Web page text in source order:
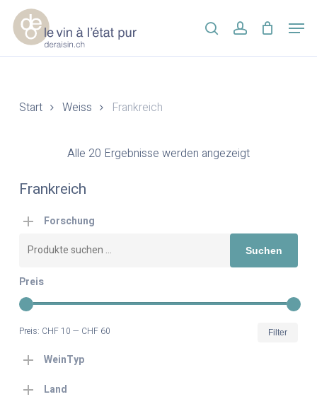
Skip
main
content
searchaccount
Frankreich
Alle 20 Ergebnisse werden angezeigt
Start Weiss Frankreich
Forschung
Suchen
nach:
Suchen
Preis
Filter
Preis: CHF 10 — CHF 60
WeinTyp
Land
Menu